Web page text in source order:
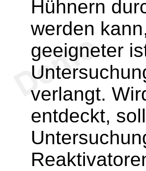
Hühnern
werden
geeigneter
verlangt.
entdeckt,